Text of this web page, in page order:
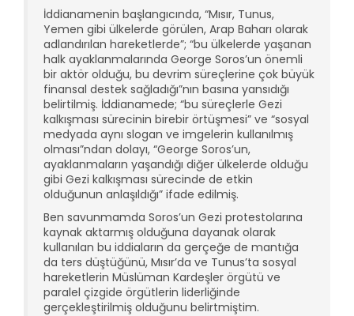
İddianamenin başlangıcında, “Mısır, Tunus,
Yemen gibi ülkelerde görülen, Arap Baharı olarak
adlandırılan hareketlerde”; “bu ülkelerde yaşanan
halk ayaklanmalarında George Soros’un önemli
bir aktör olduğu, bu devrim süreçlerine çok büyük
finansal destek sağladığı”nın basına yansıdığı
belirtilmiş. İddianamede; “bu süreçlerle Gezi
kalkışması sürecinin birebir örtüşmesi” ve “sosyal
medyada aynı slogan ve imgelerin kullanılmış
olması”ndan dolayı, “George Soros’un,
ayaklanmaların yaşandığı diğer ülkelerde olduğu
gibi Gezi kalkışması sürecinde de etkin
olduğunun anlaşıldığı” ifade edilmiş.
Ben savunmamda Soros’un Gezi protestolarına
kaynak aktarmış olduğuna dayanak olarak
kullanılan bu iddiaların da gerçeğe de mantığa
da ters düştüğünü, Mısır’da ve Tunus’ta sosyal
hareketlerin Müslüman Kardeşler örgütü ve
paralel çizgide örgütlerin liderliğinde
gerçekleştirilmiş olduğunu belirtmiştim.